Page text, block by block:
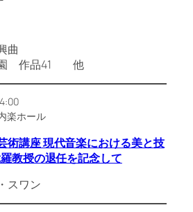
曲
園 作品41 他
楽ホール
術講座 現代音楽における美と技
教授の退任を記念して
スワン